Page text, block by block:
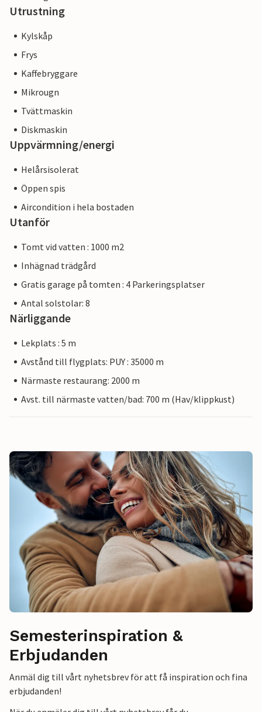
Utrustning
Kylskåp
Frys
Kaffebryggare
Mikrougn
Tvättmaskin
Diskmaskin
Uppvärmning/energi
Helårsisolerat
Öppen spis
Aircondition i hela bostaden
Utanför
Tomt vid vatten : 1000 m2
Inhägnad trädgård
Gratis garage på tomten : 4 Parkeringsplatser
Antal solstolar: 8
Närliggande
Lekplats : 5 m
Avstånd till flygplats: PUY : 35000 m
Närmaste restaurang: 2000 m
Avst. till närmaste vatten/bad: 700 m (Hav/klippkust)
Semesterinspiration &
Erbjudanden
Anmäl dig till vårt nyhetsbrev för att få inspiration och fina
erbjudanden!